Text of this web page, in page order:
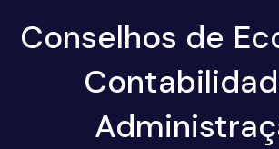
Conselhos de